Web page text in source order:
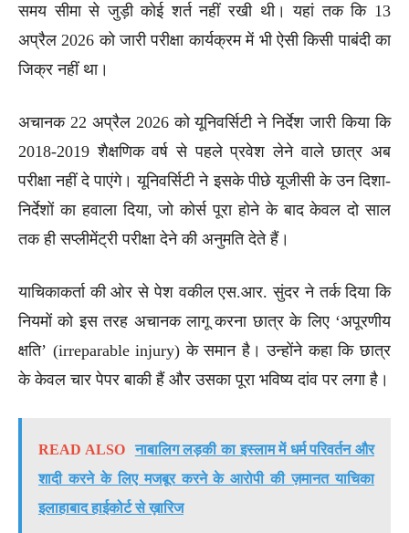
समय सीमा से जुड़ी कोई शर्त नहीं रखी थी। यहां तक कि 13
अप्रैल 2026 को जारी परीक्षा कार्यक्रम में भी ऐसी किसी पाबंदी का
जिक्र नहीं था।
अचानक 22 अप्रैल 2026 को यूनिवर्सिटी ने निर्देश जारी किया कि
2018-2019 शैक्षणिक वर्ष से पहले प्रवेश लेने वाले छात्र अब
परीक्षा नहीं दे पाएंगे। यूनिवर्सिटी ने इसके पीछे यूजीसी के उन दिशा-
निर्देशों का हवाला दिया, जो कोर्स पूरा होने के बाद केवल दो साल
तक ही सप्लीमेंट्री परीक्षा देने की अनुमति देते हैं।
याचिकाकर्ता की ओर से पेश वकील एस.आर. सुंदर ने तर्क दिया कि
नियमों को इस तरह अचानक लागू करना छात्र के लिए ‘अपूरणीय
क्षति’ (irreparable injury) के समान है। उन्होंने कहा कि छात्र
के केवल चार पेपर बाकी हैं और उसका पूरा भविष्य दांव पर लगा है।
READ ALSO
नाबालिग लड़की का इस्लाम में धर्म परिवर्तन और
शादी करने के लिए मजबूर करने के आरोपी की ज़मानत याचिका
इलाहाबाद हाईकोर्ट से ख़ारिज